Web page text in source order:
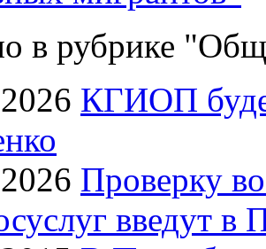
в рубрике
КГИОП
Проверку
введут в